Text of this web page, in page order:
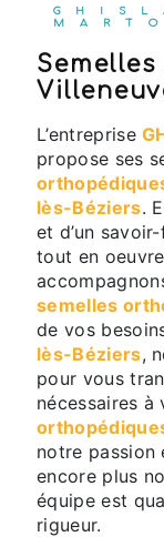
GHISLAIN
semelles orthopédiques à
L’entreprise
propose ses
lès-Béziers.
et d’un
tout en
semelles
de vos
lès-Béziers,
pour vous
nécessaires
notre passion
encore plus
équipe est
rigueur.